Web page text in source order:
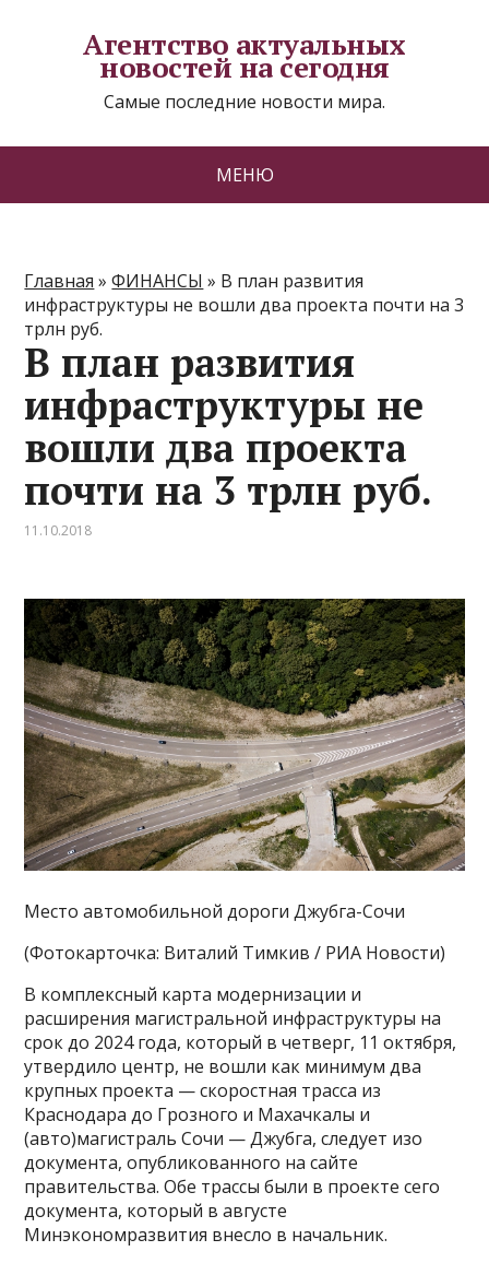
Агентство актуальных
новостей на сегодня
Самые последние новости мира.
МЕНЮ
Главная »ФИНАНСЫ » В план развития
инфраструктуры не вошли два проекта почти на 3
трлн руб.
В план развития
инфраструктуры не
вошли два проекта
почти на 3 трлн руб.
11.10.2018
Место автомобильной дороги Джубга-Сочи
(Фотокарточка: Виталий Тимкив / РИА Новости)
В комплексный карта модернизации и
расширения магистральной инфраструктуры на
срок до 2024 года, который в четверг, 11 октября,
утвердило центр, не вошли как минимум два
крупных проекта — скоростная трасса из
Краснодара до Грозного и Махачкалы и
(авто)магистраль Сочи — Джубга, следует изо
документа, опубликованного на сайте
правительства. Обе трассы были в проекте сего
документа, который в августе
Минэкономразвития внесло в начальник.